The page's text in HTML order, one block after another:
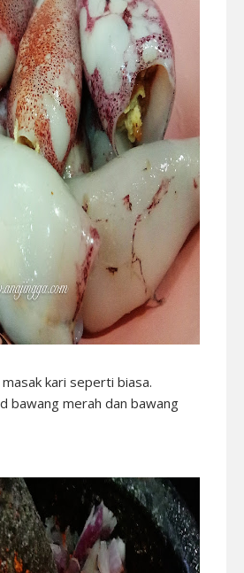
masak kari seperti biasa.
bawang merah dan bawang